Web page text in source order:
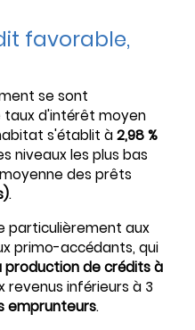
favorable,
se sont
taux d'intérêt moyen
s'établit à2,98 %
niveaux les plus bas
des prêts
.
particulièrement aux
primo-accédants, qui
production de crédits à
revenus inférieurs à 3
emprunteurs.